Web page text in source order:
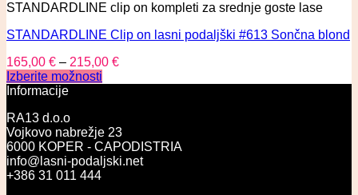
STANDARDLINE clip on kompleti za srednje goste lase
STANDARDLINE Clip on lasni podaljški #613 Sončna blond
165,00 € – 215,00 €
Izberite možnosti
Informacije
RA13 d.o.o
Vojkovo nabrežje 23
6000 KOPER - CAPODISTRIA
info@lasni-podaljski.net
+386 31 011 444